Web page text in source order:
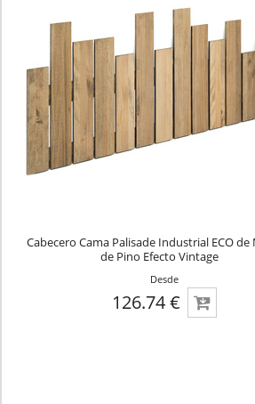
Cabecero Cama Palisade Industrial ECO de
de Pino Efecto Vintage
Desde
126.74 €